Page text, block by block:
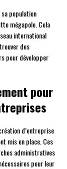
population
mégapole. Cela
international
des
pour développer
pour
d’entreprise
mis en place. Ces
administratives
pour leur